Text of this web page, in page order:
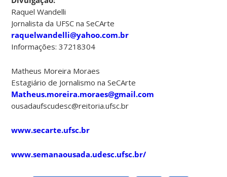
Raquel Wandelli
Jornalista da UFSC na SeCArte
raquelwandelli@yahoo.com.br
Informações: 37218304
Matheus Moreira Moraes
Estagiário de Jornalismo na SeCArte
Matheus.moreira.moraes@gmail.com
ousadaufscudesc@reitoria.ufsc.br
www.secarte.ufsc.br
www.semanaousada.udesc.ufsc.br/